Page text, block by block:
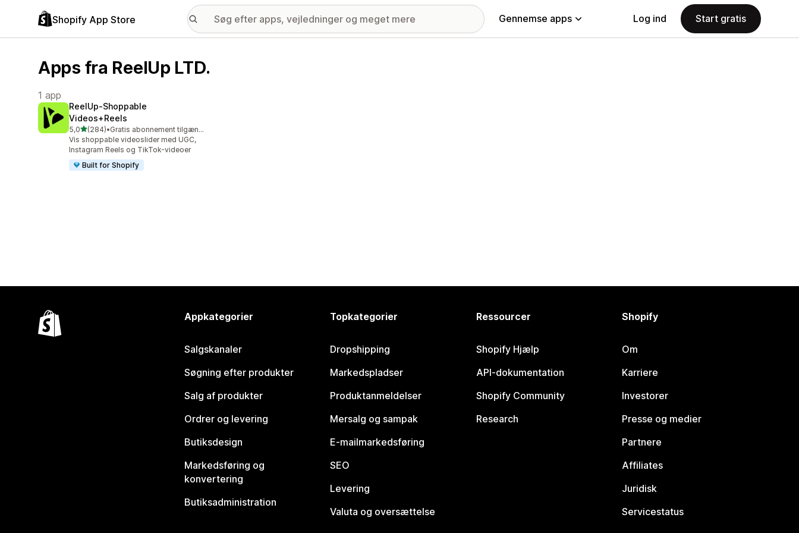
Shopify App Store Gennemse apps Log ind Start gratis
Apps fra ReelUp LTD.
1 app
ReelUp‑Shoppable
Videos+Reels
5,0ud af 5 stjerner
(284)
284 anmeldelser i alt
•
Gratis abonnement tilgængeligt
Vis shoppable videoslider med UGC,
Instagram Reels og TikTok-videoer
Built for Shopify
Appkategorier
Salgskanaler
Søgning efter produkter
Salg af produkter
Ordrer og levering
Butiksdesign
Markedsføring og
konvertering
Butiksadministration
Topkategorier
Dropshipping
Markedspladser
Produktanmeldelser
Mersalg og sampak
E-mailmarkedsføring
SEO
Levering
Valuta og oversættelse
Ressourcer
Shopify Hjælp
API-dokumentation
Shopify Community
Research
Shopify
Om
Karriere
Investorer
Presse og medier
Partnere
Affiliates
Juridisk
Servicestatus